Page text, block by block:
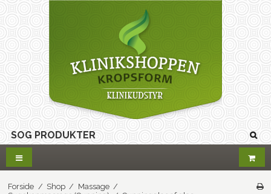
Forside / Shop / Massage /